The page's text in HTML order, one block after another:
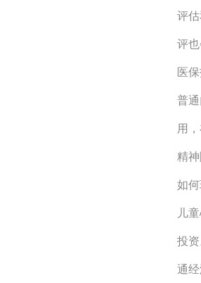
评
评也
医
普
用
精
如
儿
投
通